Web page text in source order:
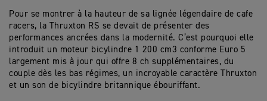
Pour se montrer à la hauteur de sa lignée légendaire de cafe
racers, la Thruxton RS se devait de présenter des
performances ancrées dans la modernité. C’est pourquoi elle
introduit un moteur bicylindre 1 200 cm3 conforme Euro 5
largement mis à jour qui offre 8 ch supplémentaires, du
couple dès les bas régimes, un incroyable caractère Thruxton
et un son de bicylindre britannique ébouriffant.